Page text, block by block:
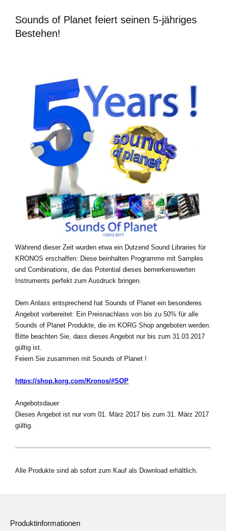
Sounds of Planet feiert seinen 5-jähriges
Bestehen!
Während dieser Zeit wurden etwa ein Dutzend Sound Libraries für
KRONOS erschaffen: Diese beinhalten Programme mit Samples
und Combinations, die das Potential dieses bemerkenswerten
Instruments perfekt zum Ausdruck bringen.
Dem Anlass entsprechend hat Sounds of Planet ein besonderes
Angebot vorbereitet: Ein Preisnachlass von bis zu 50% für alle
Sounds of Planet Produkte, die im KORG Shop angeboten werden.
Bitte beachten Sie, dass dieses Angebot nur bis zum 31.03.2017
gültig ist.
Feiern Sie zusammen mit Sounds of Planet !
https://shop.korg.com/Kronos/#SOP
Angebotsdauer
Dieses Angebot ist nur vom 01. März 2017 bis zum 31. März 2017
gültig.
Alle Produkte sind ab sofort zum Kauf als Download erhältlich.
Produktinformationen